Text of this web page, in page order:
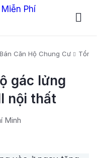
Căn Hộ Chung Cư Tổng
gác lửng
nội thất
Minh